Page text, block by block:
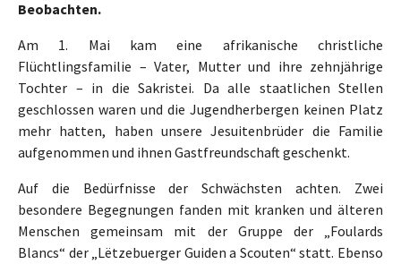
Beobachten.
Am 1. Mai kam eine afrikanische christliche
Flüchtlingsfamilie – Vater, Mutter und ihre zehnjährige
Tochter – in die Sakristei. Da alle staatlichen Stellen
geschlossen waren und die Jugendherbergen keinen Platz
mehr hatten, haben unsere Jesuitenbrüder die Familie
aufgenommen und ihnen Gastfreundschaft geschenkt.
Auf die Bedürfnisse der Schwächsten achten. Zwei
besondere Begegnungen fanden mit kranken und älteren
Menschen gemeinsam mit der Gruppe der „Foulards
Blancs“ der „Lëtzebuerger Guiden a Scouten“ statt. Ebenso